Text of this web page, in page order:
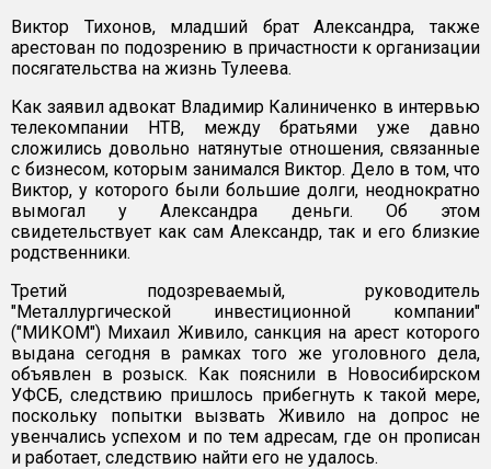
Виктор Тихонов, младший брат Александра, также
арестован по подозрению в причастности к организации
посягательства на жизнь Тулеева.
Как заявил адвокат Владимир Калиниченко в интервью
телекомпании НТВ, между братьями уже давно
сложились довольно натянутые отношения, связанные
с бизнесом, которым занимался Виктор. Дело в том, что
Виктор, у которого были большие долги, неоднократно
вымогал у Александра деньги. Об этом
свидетельствует как сам Александр, так и его близкие
родственники.
Третий подозреваемый, руководитель
"Металлургической инвестиционной компании"
("МИКОМ") Михаил Живило, санкция на арест которого
выдана сегодня в рамках того же уголовного дела,
объявлен в розыск. Как пояснили в Новосибирском
УФСБ, следствию пришлось прибегнуть к такой мере,
поскольку попытки вызвать Живило на допрос не
увенчались успехом и по тем адресам, где он прописан
и работает, следствию найти его не удалось.